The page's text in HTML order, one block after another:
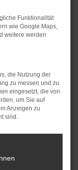
– Ihre erste
Fahrzeuge
die
Leistung erfüllen.
Partner, wenn es
Sie mehr über
Flotte und
Adresse für Audi
Funktionalität
wie Google Maps,
weitere werden
die Nutzung der
zu messen und zu
eingesetzt, die von
um Sie auf
Anzeigen zu
sind.